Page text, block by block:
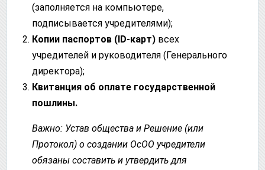
(заполняется на компьютере,
подписывается учредителями);
Копии паспортов (ID-карт) всех
учредителей и руководителя (Генерального
директора);
Квитанция об оплате государственной
пошлины.
Важно: Устав общества и Решение (или
Протокол) о создании ОсОО учредители
обязаны составить и утвердить для